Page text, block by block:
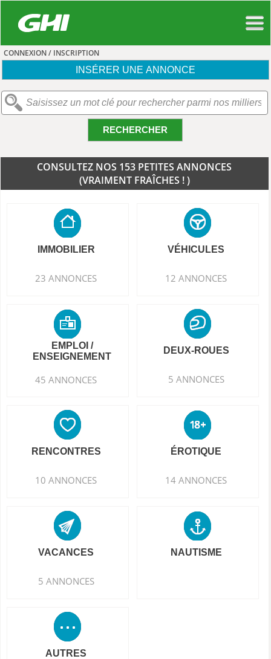
CONNEXION / INSCRIPTION
CONSULTEZ NOS 153 PETITES ANNONCES
(VRAIMENT FRAÎCHES ! )
IMMOBILIER
23 ANNONCES
VÉHICULES
12 ANNONCES
EMPLOI /
ENSEIGNEMENT
45 ANNONCES
DEUX-ROUES
5 ANNONCES
RENCONTRES
10 ANNONCES
ÉROTIQUE
14 ANNONCES
VACANCES
5 ANNONCES
NAUTISME
AUTRES
INSÉRER UNE ANNONCE
RECHERCHER